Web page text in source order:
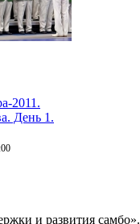
2011.
День 1.
и развития самбо».